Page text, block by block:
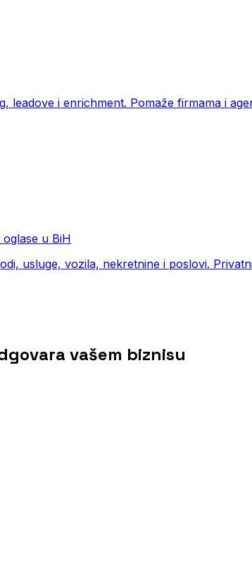
leadove i enrichment. Pomaže firmama i
u BiH
usluge, vozila, nekretnine i poslovi.
vašem biznisu